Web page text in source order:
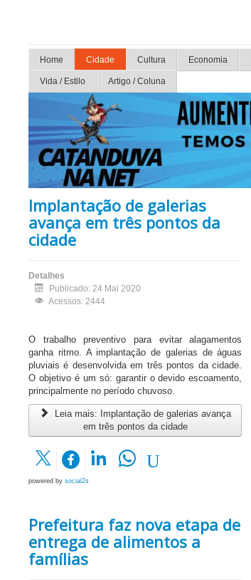
Home Cidade Cultura Economia
Vida / Estilo Artigo / Coluna
Implantação de galerias
avança em três pontos da
cidade
Detalhes
Publicado: 24 Mai 2020
Acessos: 2444
O trabalho preventivo para evitar alagamentos
ganha ritmo. A implantação de galerias de águas
pluviais é desenvolvida em três pontos da cidade.
O objetivo é um só: garantir o devido escoamento,
principalmente no período chuvoso.
Leia mais: Implantação de galerias avança
em três pontos da cidade
powered by social2s
Prefeitura faz nova etapa de
entrega de alimentos a
famílias